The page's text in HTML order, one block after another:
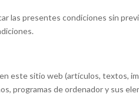
las presentes condiciones sin
este sitio web (artículos, textos,
programas de ordenador y sus